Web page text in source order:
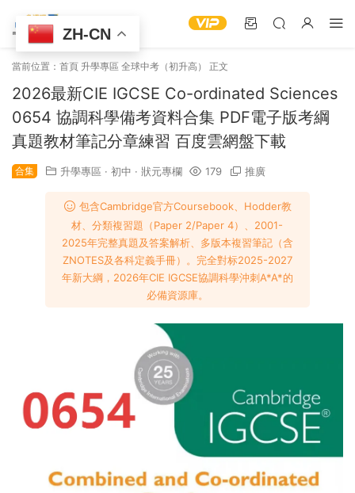
當前位置： 首頁 升學專區 全球中考（初升高） 正文
2026最新CIE IGCSE Co-ordinated Sciences
0654 協調科學備考資料合集 PDF電子版考綱
真題教材筆記分章練習 百度雲網盤下載
合集 升學專區 · 初中 · 狀元專欄 179 推廣
包含Cambridge官方Coursebook、Hodder教
材、分類複習題（Paper 2/Paper 4）、2001-
2025年完整真題及答案解析、多版本複習筆記（含
ZNOTES及各科定義手冊）。完全對标2025-2027
年新大綱，2026年CIE IGCSE協調科學沖刺A*A*的
必備資源庫。
ZH-CN